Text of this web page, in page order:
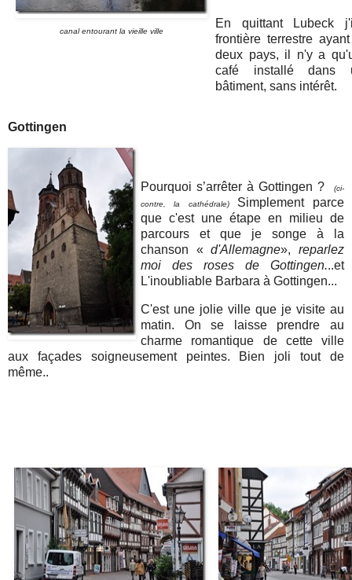
canal entourant la vieille ville
En quittant Lubeck
frontière terrestre
deux pays, il n'y a
café installé dans
bâtiment, sans intérêt.
Gottingen
Pourquoi s’arrêter à Gottingen ?
(ci-
contre, la cathédrale)
Simplement parce
que c'est une étape en milieu de
parcours et que je songe à la
chanson «d'Allemagne»,reparlez
moi des roses de Gottingen...et
L'inoubliable Barbara à Gottingen...
C'est une jolie ville que je visite au
matin. On se laisse prendre au
charme romantique de cette ville
aux façades soigneusement peintes. Bien joli tout de
même..